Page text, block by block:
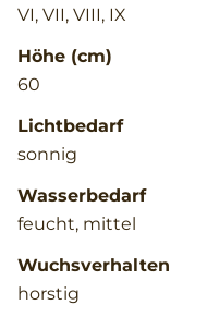
VI, VII, VIII, IX
Höhe (cm)
60
Lichtbedarf
sonnig
Wasserbedarf
feucht, mittel
Wuchsverhalten
horstig